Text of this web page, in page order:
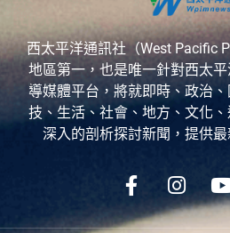
西太平洋通訊社（West Pacific
地區第一，也是唯一針對西太
導媒體平台，將就即時、政治
技、生活、社會、地方、文化
深入的剖析探討新聞，提供